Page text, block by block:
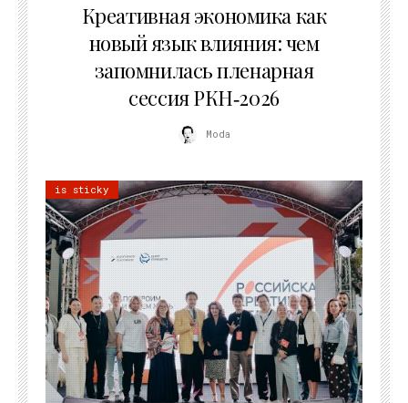
Креативная экономика как
новый язык влияния: чем
запомнилась пленарная
сессия РКН‑2026
Moda
is sticky